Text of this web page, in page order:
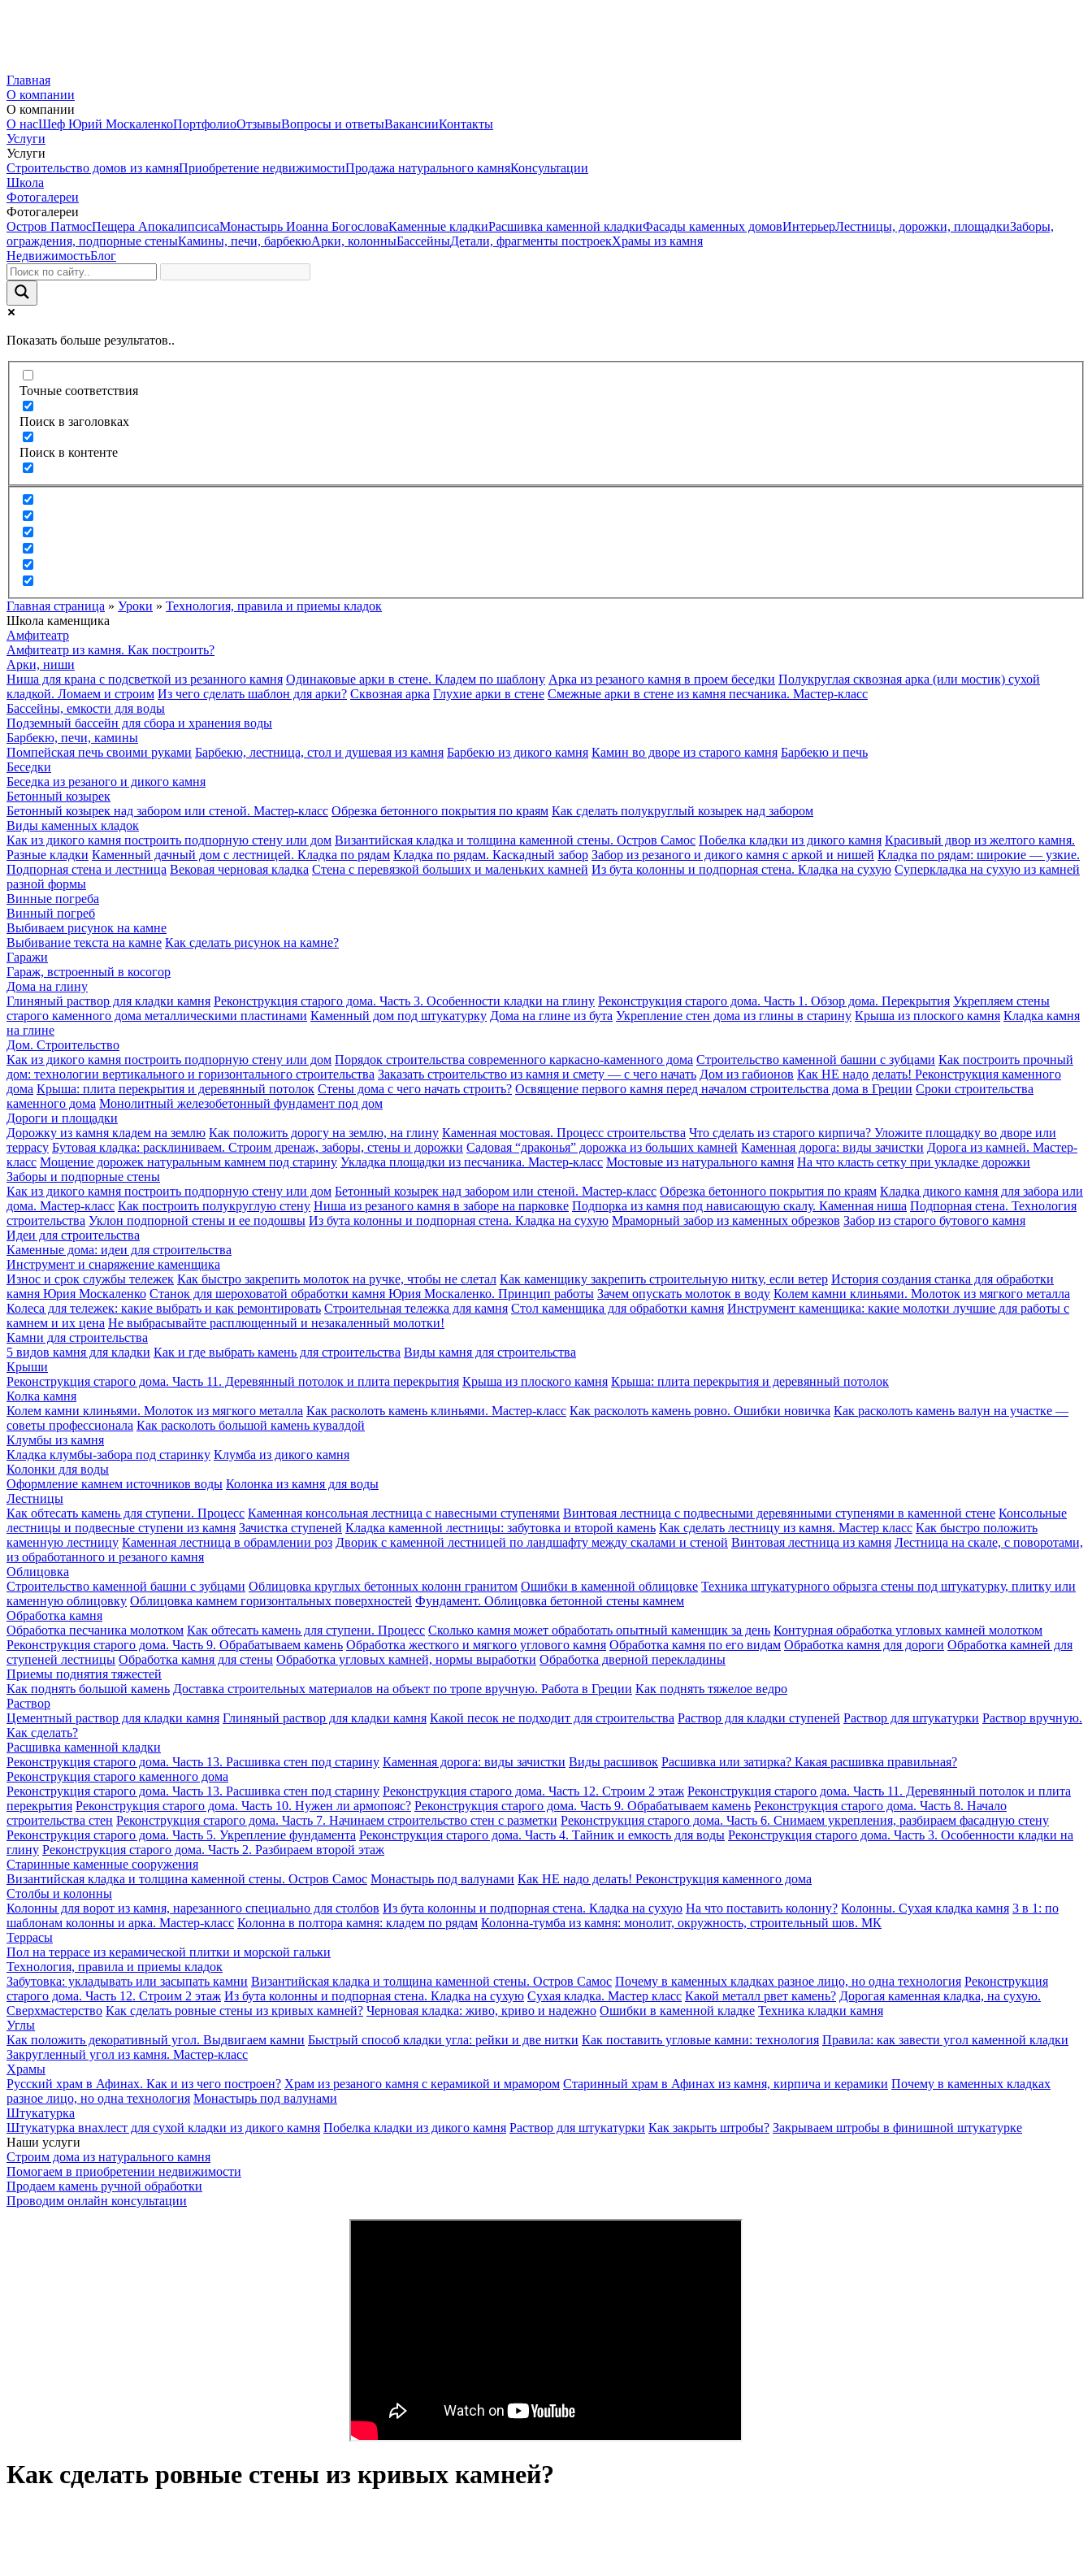
Главная
О компании
О компании
О насШеф Юрий МоскаленкоПортфолиоОтзывыВопросы и ответыВакансииКонтакты
Услуги
Услуги
Строительство домов из камняПриобретение недвижимостиПродажа натурального камняКонсультации
Школа
Фотогалереи
Фотогалереи
Остров ПатмосПещера АпокалипсисаМонастырь Иоанна БогословаКаменные кладкиРасшивка каменной кладкиФасады каменных домовИнтерьерЛестницы, дорожки, площадкиЗаборы,
ограждения, подпорные стеныКамины, печи, барбекюАрки, колонныБассейныДетали, фрагменты построекХрамы из камня
НедвижимостьБлог
Показать больше результатов..
Точные соответствия
Поиск в заголовках
Поиск в контенте
Главная страница » Уроки » Технология, правила и приемы кладок
Школа каменщика
Амфитеатр
Амфитеатр из камня. Как построить?
Арки, ниши
Ниша для крана с подсветкой из резанного камня Одинаковые арки в стене. Кладем по шаблону Арка из резаного камня в проем беседки Полукруглая сквозная арка (или мостик) сухой
кладкой. Ломаем и строим Из чего сделать шаблон для арки? Сквозная арка Глухие арки в стене Смежные арки в стене из камня песчаника. Мастер-класс
Бассейны, емкости для воды
Подземный бассейн для сбора и хранения воды
Барбекю, печи, камины
Помпейская печь своими руками Барбекю, лестница, стол и душевая из камня Барбекю из дикого камня Камин во дворе из старого камня Барбекю и печь
Беседки
Беседка из резаного и дикого камня
Бетонный козырек
Бетонный козырек над забором или стеной. Мастер-класс Обрезка бетонного покрытия по краям Как сделать полукруглый козырек над забором
Виды каменных кладок
Как из дикого камня построить подпорную стену или дом Византийская кладка и толщина каменной стены. Остров Самос Побелка кладки из дикого камня Красивый двор из желтого камня.
Разные кладки Каменный дачный дом с лестницей. Кладка по рядам Кладка по рядам. Каскадный забор Забор из резаного и дикого камня с аркой и нишей Кладка по рядам: широкие — узкие.
Подпорная стена и лестница Вековая черновая кладка Стена с перевязкой больших и маленьких камней Из бута колонны и подпорная стена. Кладка на сухую Суперкладка на сухую из камней
разной формы
Винные погреба
Винный погреб
Выбиваем рисунок на камне
Выбивание текста на камне Как сделать рисунок на камне?
Гаражи
Гараж, встроенный в косогор
Дома на глину
Глиняный раствор для кладки камня Реконструкция старого дома. Часть 3. Особенности кладки на глину Реконструкция старого дома. Часть 1. Обзор дома. Перекрытия Укрепляем стены
старого каменного дома металлическими пластинами Каменный дом под штукатурку Дома на глине из бута Укрепление стен дома из глины в старину Крыша из плоского камня Кладка камня
на глине
Дом. Строительство
Как из дикого камня построить подпорную стену или дом Порядок строительства современного каркасно-каменного дома Строительство каменной башни с зубцами Как построить прочный
дом: технологии вертикального и горизонтального строительства Заказать строительство из камня и смету — с чего начать Дом из габионов Как НЕ надо делать! Реконструкция каменного
дома Крыша: плита перекрытия и деревянный потолок Стены дома с чего начать строить? Освящение первого камня перед началом строительства дома в Греции Сроки строительства
каменного дома Монолитный железобетонный фундамент под дом
Дороги и площадки
Дорожку из камня кладем на землю Как положить дорогу на землю, на глину Каменная мостовая. Процесс строительства Что сделать из старого кирпича? Уложите площадку во дворе или
террасу Бутовая кладка: расклиниваем. Строим дренаж, заборы, стены и дорожки Садовая “драконья” дорожка из больших камней Каменная дорога: виды зачистки Дорога из камней. Мастер-
класс Мощение дорожек натуральным камнем под старину Укладка площадки из песчаника. Мастер-класс Мостовые из натурального камня На что класть сетку при укладке дорожки
Заборы и подпорные стены
Как из дикого камня построить подпорную стену или дом Бетонный козырек над забором или стеной. Мастер-класс Обрезка бетонного покрытия по краям Кладка дикого камня для забора или
дома. Мастер-класс Как построить полукруглую стену Ниша из резаного камня в заборе на парковке Подпорка из камня под нависающую скалу. Каменная ниша Подпорная стена. Технология
строительства Уклон подпорной стены и ее подошвы Из бута колонны и подпорная стена. Кладка на сухую Мраморный забор из каменных обрезков Забор из старого бутового камня
Идеи для строительства
Каменные дома: идеи для строительства
Инструмент и снаряжение каменщика
Износ и срок службы тележек Как быстро закрепить молоток на ручке, чтобы не слетал Как каменщику закрепить строительную нитку, если ветер История создания станка для обработки
камня Юрия Москаленко Станок для шероховатой обработки камня Юрия Москаленко. Принцип работы Зачем опускать молоток в воду Колем камни клиньями. Молоток из мягкого металла
Колеса для тележек: какие выбрать и как ремонтировать Строительная тележка для камня Стол каменщика для обработки камня Инструмент каменщика: какие молотки лучшие для работы с
камнем и их цена Не выбрасывайте расплющенный и незакаленный молотки!
Камни для строительства
5 видов камня для кладки Как и где выбрать камень для строительства Виды камня для строительства
Крыши
Реконструкция старого дома. Часть 11. Деревянный потолок и плита перекрытия Крыша из плоского камня Крыша: плита перекрытия и деревянный потолок
Колка камня
Колем камни клиньями. Молоток из мягкого металла Как расколоть камень клиньями. Мастер-класс Как расколоть камень ровно. Ошибки новичка Как расколоть камень валун на участке —
советы профессионала Как расколоть большой камень кувалдой
Клумбы из камня
Кладка клумбы-забора под старинку Клумба из дикого камня
Колонки для воды
Оформление камнем источников воды Колонка из камня для воды
Лестницы
Как обтесать камень для ступени. Процесс Каменная консольная лестница с навесными ступенями Винтовая лестница с подвесными деревянными ступенями в каменной стене Консольные
лестницы и подвесные ступени из камня Зачистка ступеней Кладка каменной лестницы: забутовка и второй камень Как сделать лестницу из камня. Мастер класс Как быстро положить
каменную лестницу Каменная лестница в обрамлении роз Дворик с каменной лестницей по ландшафту между скалами и стеной Винтовая лестница из камня Лестница на скале, с поворотами,
из обработанного и резаного камня
Облицовка
Строительство каменной башни с зубцами Облицовка круглых бетонных колонн гранитом Ошибки в каменной облицовке Техника штукатурного обрызга стены под штукатурку, плитку или
каменную облицовку Облицовка камнем горизонтальных поверхностей Фундамент. Облицовка бетонной стены камнем
Обработка камня
Обработка песчаника молотком Как обтесать камень для ступени. Процесс Сколько камня может обработать опытный каменщик за день Контурная обработка угловых камней молотком
Реконструкция старого дома. Часть 9. Обрабатываем камень Обработка жесткого и мягкого углового камня Обработка камня по его видам Обработка камня для дороги Обработка камней для
ступеней лестницы Обработка камня для стены Обработка угловых камней, нормы выработки Обработка дверной перекладины
Приемы поднятия тяжестей
Как поднять большой камень Доставка строительных материалов на объект по тропе вручную. Работа в Греции Как поднять тяжелое ведро
Раствор
Цементный раствор для кладки камня Глиняный раствор для кладки камня Какой песок не подходит для строительства Раствор для кладки ступеней Раствор для штукатурки Раствор вручную.
Как сделать?
Расшивка каменной кладки
Реконструкция старого дома. Часть 13. Расшивка стен под старину Каменная дорога: виды зачистки Виды расшивок Расшивка или затирка? Какая расшивка правильная?
Реконструкция старого каменного дома
Реконструкция старого дома. Часть 13. Расшивка стен под старину Реконструкция старого дома. Часть 12. Строим 2 этаж Реконструкция старого дома. Часть 11. Деревянный потолок и плита
перекрытия Реконструкция старого дома. Часть 10. Нужен ли армопояс? Реконструкция старого дома. Часть 9. Обрабатываем камень Реконструкция старого дома. Часть 8. Начало
строительства стен Реконструкция старого дома. Часть 7. Начинаем строительство стен с разметки Реконструкция старого дома. Часть 6. Снимаем укрепления, разбираем фасадную стену
Реконструкция старого дома. Часть 5. Укрепление фундамента Реконструкция старого дома. Часть 4. Тайник и емкость для воды Реконструкция старого дома. Часть 3. Особенности кладки на
глину Реконструкция старого дома. Часть 2. Разбираем второй этаж
Старинные каменные сооружения
Византийская кладка и толщина каменной стены. Остров Самос Монастырь под валунами Как НЕ надо делать! Реконструкция каменного дома
Столбы и колонны
Колонны для ворот из камня, нарезанного специально для столбов Из бута колонны и подпорная стена. Кладка на сухую На что поставить колонну? Колонны. Сухая кладка камня 3 в 1: по
шаблонам колонны и арка. Мастер-класс Колонна в полтора камня: кладем по рядам Колонна-тумба из камня: монолит, окружность, строительный шов. МК
Террасы
Пол на террасе из керамической плитки и морской гальки
Технология, правила и приемы кладок
Забутовка: укладывать или засыпать камни Византийская кладка и толщина каменной стены. Остров Самос Почему в каменных кладках разное лицо, но одна технология Реконструкция
старого дома. Часть 12. Строим 2 этаж Из бута колонны и подпорная стена. Кладка на сухую Сухая кладка. Мастер класс Какой металл рвет камень? Дорогая каменная кладка, на сухую.
Сверхмастерство Как сделать ровные стены из кривых камней? Черновая кладка: живо, криво и надежно Ошибки в каменной кладке Техника кладки камня
Углы
Как положить декоративный угол. Выдвигаем камни Быстрый способ кладки угла: рейки и две нитки Как поставить угловые камни: технология Правила: как завести угол каменной кладки
Закругленный угол из камня. Мастер-класс
Храмы
Русский храм в Афинах. Как и из чего построен? Храм из резаного камня c керамикой и мрамором Старинный храм в Афинах из камня, кирпича и керамики Почему в каменных кладках
разное лицо, но одна технология Монастырь под валунами
Штукатурка
Штукатурка внахлест для сухой кладки из дикого камня Побелка кладки из дикого камня Раствор для штукатурки Как закрыть штробы? Закрываем штробы в финишной штукатурке
Наши услуги
Строим дома из натурального камня
Помогаем в приобретении недвижимости
Продаем камень ручной обработки
Проводим онлайн консультации
Как сделать ровные стены из кривых камней?